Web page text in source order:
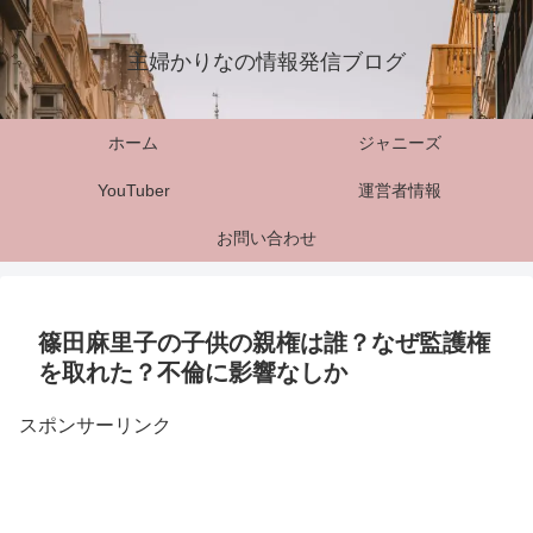
主婦かりなの情報発信ブログ
ホーム ジャニーズ
YouTuber 運営者情報
お問い合わせ
篠田麻里子の子供の親権は誰？なぜ監護権
を取れた？不倫に影響なしか
スポンサーリンク